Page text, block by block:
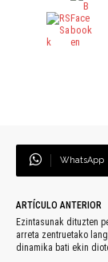
WhatsApp
ARTÍCULO ANTERIOR
Ezintasunak dituzten
arreta zentruetako
dinamika bati ekin